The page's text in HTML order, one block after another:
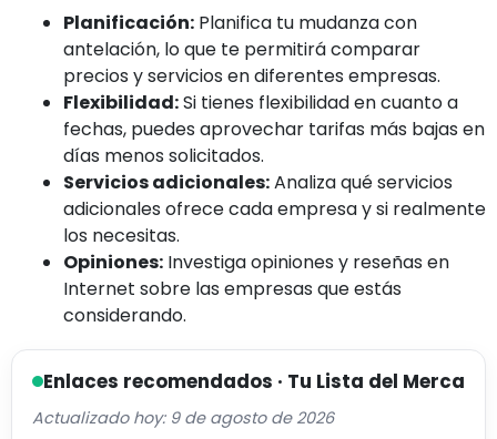
Planificación: Planifica tu mudanza con
antelación, lo que te permitirá comparar
precios y servicios en diferentes empresas.
Flexibilidad:Si tienes flexibilidad en cuanto a
fechas, puedes aprovechar tarifas más bajas en
días menos solicitados.
Servicios adicionales:Analiza qué servicios
adicionales ofrece cada empresa y si realmente
los necesitas.
Opiniones: Investiga opiniones y reseñas en
Internet sobre las empresas que estás
considerando.
Enlaces recomendados · Tu Lista del Merca
Actualizado hoy: 9 de agosto de 2026